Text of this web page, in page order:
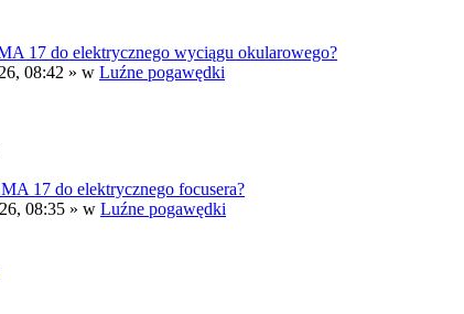
17 do elektrycznego wyciągu okularowego?
08:42 » w Luźne pogawędki
17 do elektrycznego focusera?
08:35 » w Luźne pogawędki